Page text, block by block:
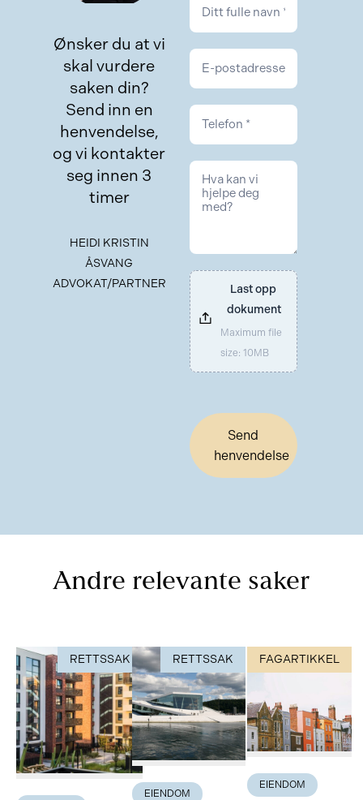
Ønsker du at vi
skal vurdere
saken din?
Send inn en
henvendelse,
og vi kontakter
seg innen 3
timer
HEIDI KRISTIN
ÅSVANG
ADVOKAT/PARTNER
Last opp
dokument
Maximum file
size: 10MB
Send
henvendelse
Andre relevante saker
RETTSSAK RETTSSAK
EIENDOM
FAGARTIKKEL
EIENDOM